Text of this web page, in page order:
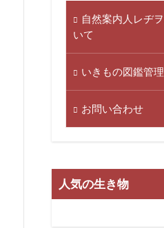
自然案内人レヂ
いて
いきもの図鑑管
お問い合わせ
人気の生き物